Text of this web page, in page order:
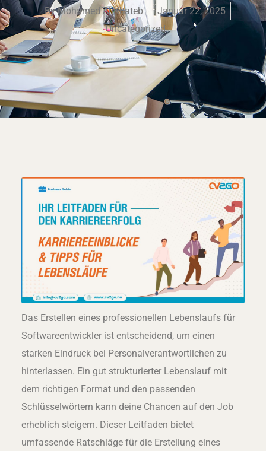
ByMohamed Al Khateb
Januar 22, 2025
Uncategorized
Das Erstellen eines professionellen Lebenslaufs für
Softwareentwickler ist entscheidend, um einen
starken Eindruck bei Personalverantwortlichen zu
hinterlassen. Ein gut strukturierter Lebenslauf mit
dem richtigen Format und den passenden
Schlüsselwörtern kann deine Chancen auf den Job
erheblich steigern. Dieser Leitfaden bietet
umfassende Ratschläge für die Erstellung eines